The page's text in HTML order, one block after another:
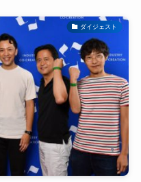
ダイジェスト